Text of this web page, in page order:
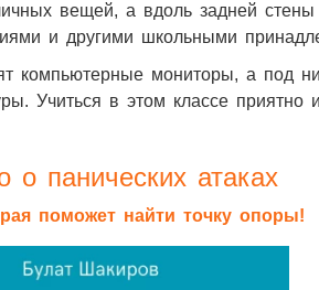
вещей, а вдоль задней
и другими школьными
компьютерные мониторы, а под
Учиться в этом классе приятно
о панических атаках
поможет найти точку опоры!